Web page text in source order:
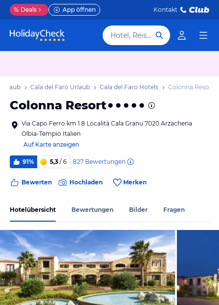
% Deals App öffnen Kontakt
Hotel, Reiseziel
Cala del Faro Urlaub Cala del Faro Hotels Colonna Resort
Colonna Resort
Via Capo Ferro km 1.8 Località Cala Granu 7020 Arzachena
Olbia-Tempio Italien
Auf Karte anzeigen
91% 5,3 / 6 827 Bewertungen
Bewerten Hochladen Merken
Hotelübersicht Bewertungen Bilder Fragen